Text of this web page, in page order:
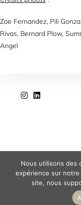
Zoe Fernandez, Pili
Rivas, Bernard Plow,
Angel
Agence
Nous utilisons des
expérience sur
site, nous